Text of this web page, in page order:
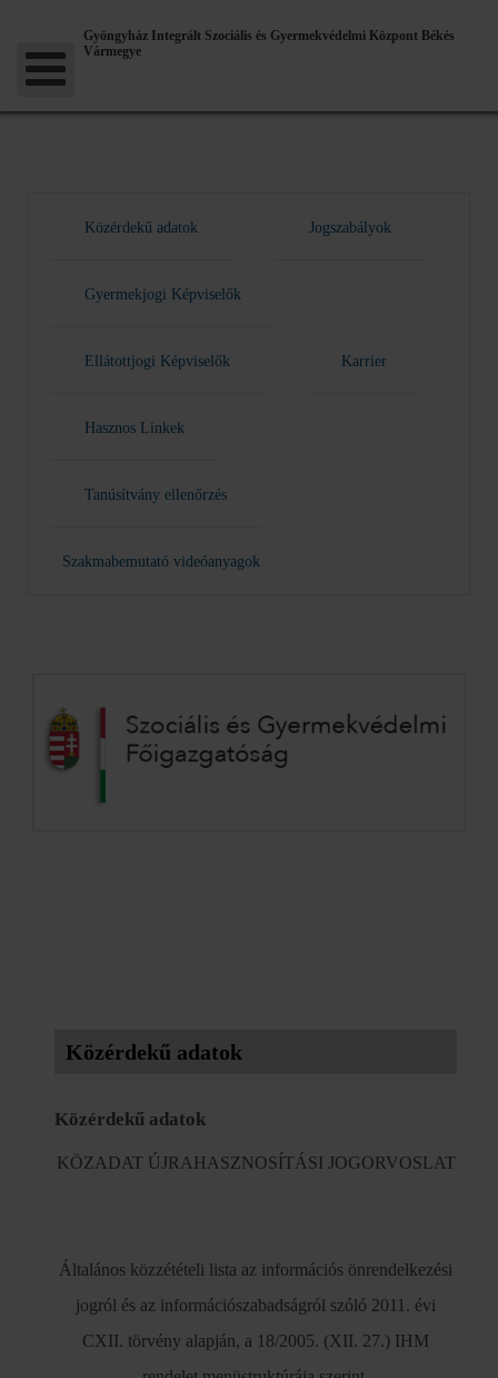
Gyöngyház Integrált Szociális és Gyermekvédelmi Központ Békés
Vármegye
Közérdekű adatok Jogszabályok
Gyermekjogi Képviselők
Ellátottjogi Képviselők Karrier
Hasznos Linkek
Tanúsítvány ellenőrzés
Szakmabemutató videóanyagok
Közérdekű adatok
Közérdekű adatok
KÖZADAT ÚJRAHASZNOSÍTÁSI JOGORVOSLAT
Általános közzétételi lista az információs önrendelkezési
jogról és az információszabadságról szóló 2011. évi
CXII. törvény alapján, a 18/2005. (XII. 27.) IHM